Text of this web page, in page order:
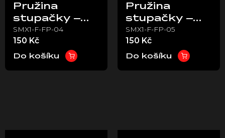
Pružina
stupačky –
levá – Stark
VARG
SMX1-F-FP-04
150 Kč
Do košíku
Pružina
stupačky –
pravá – Stark
VARG
SMX1-F-FP-05
150 Kč
Do košíku